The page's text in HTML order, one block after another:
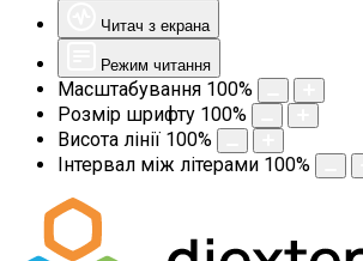
Читач з екрана
Режим читання
Масштабування 100%
Розмір шрифту 100%
Висота лінії 100%
Інтервал між літерами 100%